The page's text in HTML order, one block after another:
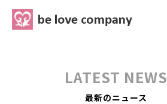
LATEST NEWS
最新のニュース